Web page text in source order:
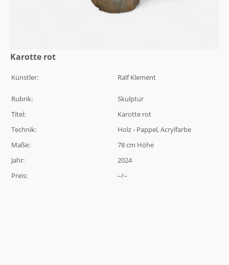
Karotte rot
Künstler: Ralf Klement
Rubrik:
Skulptur
Titel:
Karotte rot
Technik:
Holz - Pappel, Acrylfarbe
Maße:
78 cm Höhe
Jahr:
2024
Preis:
–/–